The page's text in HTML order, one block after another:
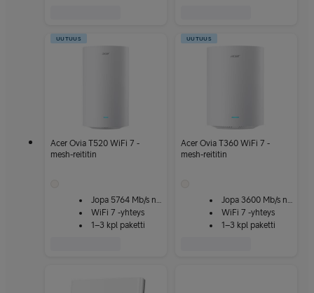
UUTUUS
Acer Ovia T520 WiFi 7 -
mesh-reititin
Jopa 5764 Mb/s nopeus
WiFi 7 -yhteys
1–3 kpl paketti
UUTUUS
Acer Ovia T360 WiFi 7 -
mesh-reititin
Jopa 3600 Mb/s nopeus
WiFi 7 -yhteys
1–3 kpl paketti